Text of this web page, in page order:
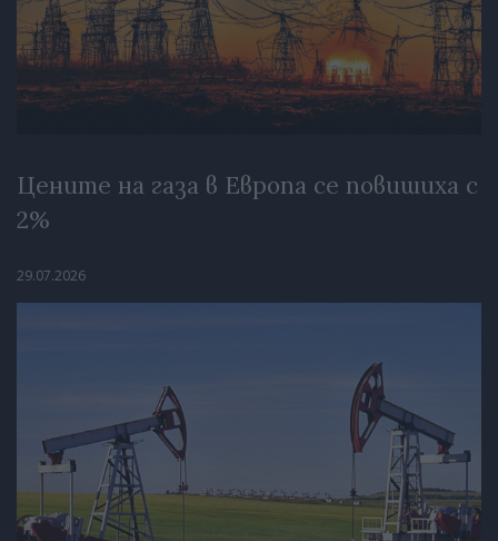
Цените на газа в Европа се повишиха с
2%
29.07.2026